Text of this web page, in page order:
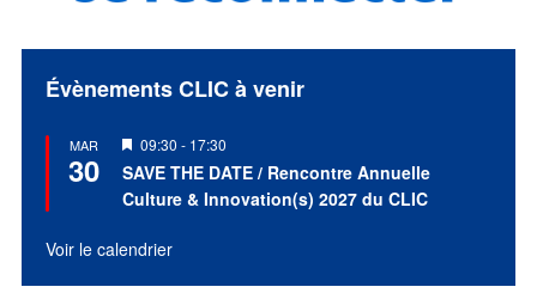
Évènements CLIC à venir
MAR
30
Mis
en
avant
09:30 - 17:30
SAVE THE DATE / Rencontre Annuelle
Culture & Innovation(s) 2027 du CLIC
Voir le calendrier